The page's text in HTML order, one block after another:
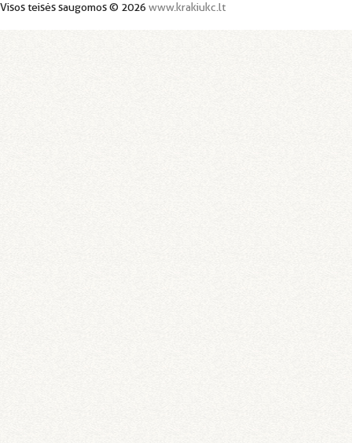
Visos teisės saugomos © 2026 www.krakiukc.lt